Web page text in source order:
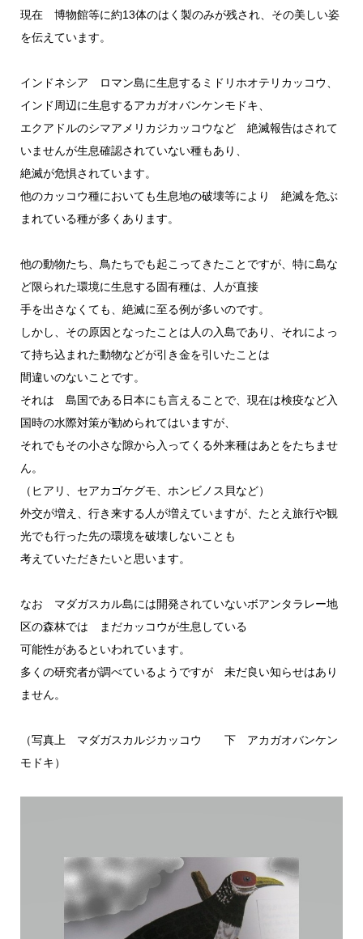
現在 博物館等に約13体のはく製のみが残され、その美しい姿
を伝えています。
インドネシア ロマン島に生息するミドリホオテリカッコウ、
インド周辺に生息するアカガオバンケンモドキ、
エクアドルのシマアメリカジカッコウなど 絶滅報告はされて
いませんが生息確認されていない種もあり、
絶滅が危惧されています。
他のカッコウ種においても生息地の破壊等により 絶滅を危ぶ
まれている種が多くあります。
他の動物たち、鳥たちでも起こってきたことですが、特に島な
ど限られた環境に生息する固有種は、人が直接
手を出さなくても、絶滅に至る例が多いのです。
しかし、その原因となったことは人の入島であり、それによっ
て持ち込まれた動物などが引き金を引いたことは
間違いのないことです。
それは 島国である日本にも言えることで、現在は検疫など入
国時の水際対策が勧められてはいますが、
それでもその小さな隙から入ってくる外来種はあとをたちませ
ん。
（ヒアリ、セアカゴケグモ、ホンビノス貝など）
外交が増え、行き来する人が増えていますが、たとえ旅行や観
光でも行った先の環境を破壊しないことも
考えていただきたいと思います。
なお マダガスカル島には開発されていないボアンタラレー地
区の森林では まだカッコウが生息している
可能性があるといわれています。
多くの研究者が調べているようですが 未だ良い知らせはあり
ません。
（写真上 マダガスカルジカッコウ 下 アカガオバンケン
モドキ）